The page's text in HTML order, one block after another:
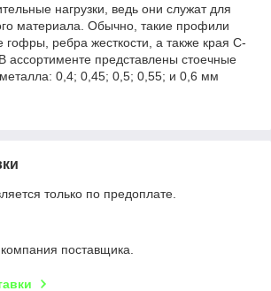
нагрузки, ведь они служат для
материала. Обычно, такие профили
ребра жесткости, а также края С-
представлены стоечные
0,4; 0,45; 0,5; 0,55; и 0,6 мм
только по предоплате.
поставщика.